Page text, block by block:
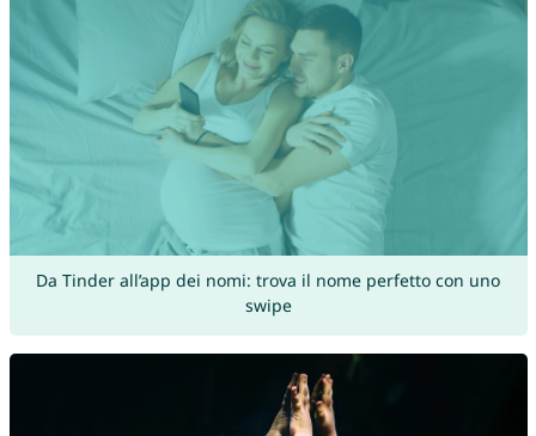
Da Tinder all’app dei nomi: trova il nome perfetto con uno
swipe